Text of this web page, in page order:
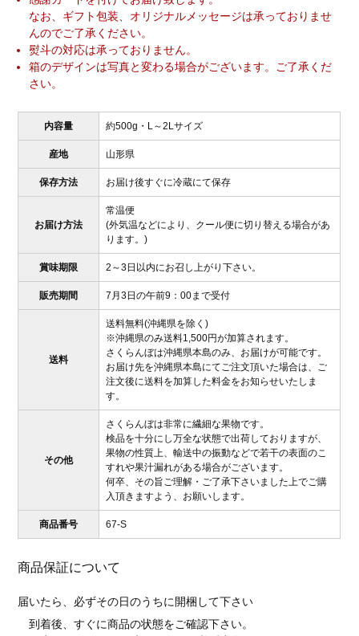
なお、ギフト包装、オリジナルメッセージは承っておりませ
んのでご了承ください。
熨斗の対応は承っておりません。
箱のデザインは写真と変わる場合がございます。ご了承くだ
さい。
内容量 約500g・L～2Lサイズ
産地 山形県
保存方法 お届け後すぐに冷蔵にて保存
お届け方法
常温便
(外気温などにより、クール便に切り替える場合があ
ります。)
賞味期限 2～3日以内にお召し上がり下さい。
販売期間 7月3日の午前9：00まで受付
送料
送料無料(沖縄県を除く)
※沖縄県のみ送料1,500円が加算されます。
さくらんぼは沖縄県本島のみ、お届けが可能です。
お届け先を沖縄県本島にてご注文頂いた場合は、ご
注文後に送料を加算した料金をお知らせいたしま
す。
その他
さくらんぼは非常に繊細な果物です。
検品を十分にし万全な状態で出荷しておりますが、
果物の性質上、輸送中の振動などで若干の表面のこ
すれや果汁漏れがある場合がございます。
何卒、その旨ご理解・ご了承下さいました上でご購
入頂きますよう、お願いします。
商品番号 67-S
商品保証について
届いたら、必ずその日のうちに開梱して下さい
到着後、すぐに商品の状態をご確認下さい。